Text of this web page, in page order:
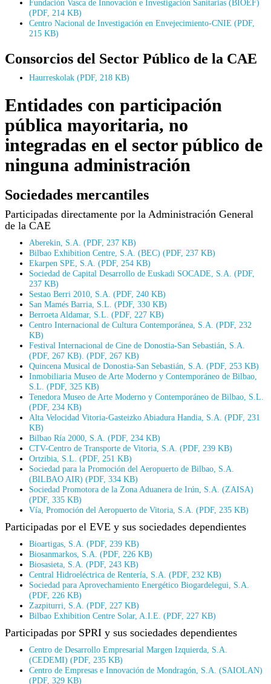
Fundación Vasca de Innovación e Investigación Sanitarias (BIOEF)
(PDF, 214 KB)
Centro Nacional de Investigación en Envejecimiento-CNIE (PDF,
215 KB)
Consorcios del Sector Público de la CAE
Haurreskolak (PDF, 218 KB)
Entidades con participación
pública mayoritaria, no
integradas en el sector público de
ninguna administración
Sociedades mercantiles
Participadas directamente por la Administración General
de la CAE
Aberekin, S.A. (PDF, 237 KB)
Bilbao Exhibition Centre, S.A. (BEC) (PDF, 237 KB)
Ekarpen SPE, S.A. (PDF, 254 KB)
Sociedad de Capital Desarrollo de Euskadi SOCADE, S.A. (PDF,
237 KB)
Sestao Berri 2010, S.A. (PDF, 240 KB)
San Mamés Barria, S.L. (PDF, 330 KB)
Berroeta Aldamar, S.L. (PDF, 227 KB)
Centro Internacional de Cultura Contemporánea, S.A. (PDF, 232
KB)
Festival Internacional de Cine de Donostia-San Sebastián, S.A.
(PDF, 267 KB). (PDF, 267 KB)
Quincena Musical de Donostia-San Sebastián, S.A. (PDF, 253 KB)
Inmobiliaria Museo de Arte Moderno y Contemporáneo de Bilbao,
S.L. (PDF, 325 KB)
Tenedora Museo de Arte Moderno y Contemporáneo de Bilbao, S.L.
(PDF, 234 KB)
Alta Velocidad Vitoria-Gasteizko Abiadura Handia, S.A. (PDF, 231
KB)
Bilbao Ría 2000, S.A. (PDF, 234 KB)
CTV-Centro de Transporte de Vitoria, S.A. (PDF, 239 KB)
Ortzibia, S.L. (PDF, 251 KB)
Sociedad para la Promoción del Aeropuerto de Bilbao, S.A.
(BILBAO AIR) (PDF, 334 KB)
Sociedad Promotora de la Zona Aduanera de Irún, S.A. (ZAISA)
(PDF, 335 KB)
Vía, Promoción del Aeropuerto de Vitoria, S.A. (PDF, 235 KB)
Participadas por el EVE y sus sociedades dependientes
Bioartigas, S.A. (PDF, 239 KB)
Biosanmarkos, S.A. (PDF, 226 KB)
Biosasieta, S.A. (PDF, 243 KB)
Central Hidroeléctrica de Rentería, S.A. (PDF, 232 KB)
Sociedad para Aprovechamiento Energético Biogardelegui, S.A.
(PDF, 226 KB)
Zazpiturri, S.A. (PDF, 227 KB)
Bilbao Exhibition Centre Solar, A.I.E. (PDF, 227 KB)
Participadas por SPRI y sus sociedades dependientes
Centro de Desarrollo Empresarial Margen Izquierda, S.A.
(CEDEMI) (PDF, 235 KB)
Centro de Empresas e Innovación de Mondragón, S.A. (SAIOLAN)
(PDF, 329 KB)